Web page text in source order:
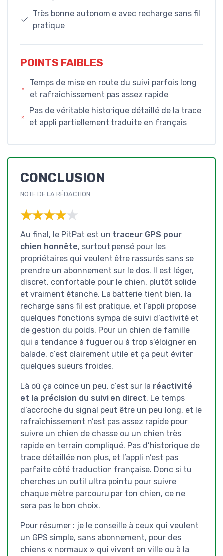
Très bonne autonomie avec recharge sans fil
pratique
POINTS FAIBLES
Temps de mise en route du suivi parfois long
et rafraîchissement pas assez rapide
Pas de véritable historique détaillé de la trace
et appli partiellement traduite en français
CONCLUSION
NOTE DE LA RÉDACTION
★★★★★
★★★★★
Au final, le PitPat est un traceur GPS pour
chien honnête, surtout pensé pour les
propriétaires qui veulent être rassurés sans se
prendre un abonnement sur le dos. Il est léger,
discret, confortable pour le chien, plutôt solide
et vraiment étanche. La batterie tient bien, la
recharge sans fil est pratique, et l’appli propose
quelques fonctions sympa de suivi d’activité et
de gestion du poids. Pour un chien de famille
qui a tendance à fuguer ou à trop s’éloigner en
balade, c’est clairement utile et ça peut éviter
quelques sueurs froides.
Là où ça coince un peu, c’est sur la réactivité
et la précision du suivi en direct. Le temps
d’accroche du signal peut être un peu long, et le
rafraîchissement n’est pas assez rapide pour
suivre un chien de chasse ou un chien très
rapide en terrain compliqué. Pas d’historique de
trace détaillée non plus, et l’appli n’est pas
parfaite côté traduction française. Donc si tu
cherches un outil ultra pointu pour suivre
chaque mètre parcouru par ton chien, ce ne
sera pas le bon choix.
Pour résumer : je le conseille à ceux qui veulent
un GPS simple, sans abonnement, pour des
chiens « normaux » qui vivent en ville ou à la